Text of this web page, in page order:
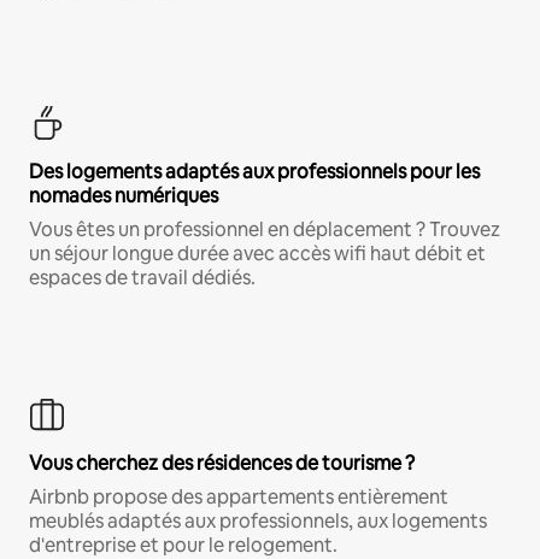
Des logements adaptés aux professionnels pour les
nomades numériques
Vous êtes un professionnel en déplacement ? Trouvez
un séjour longue durée avec accès wifi haut débit et
espaces de travail dédiés.
Vous cherchez des résidences de tourisme ?
Airbnb propose des appartements entièrement
meublés adaptés aux professionnels, aux logements
d'entreprise et pour le relogement.